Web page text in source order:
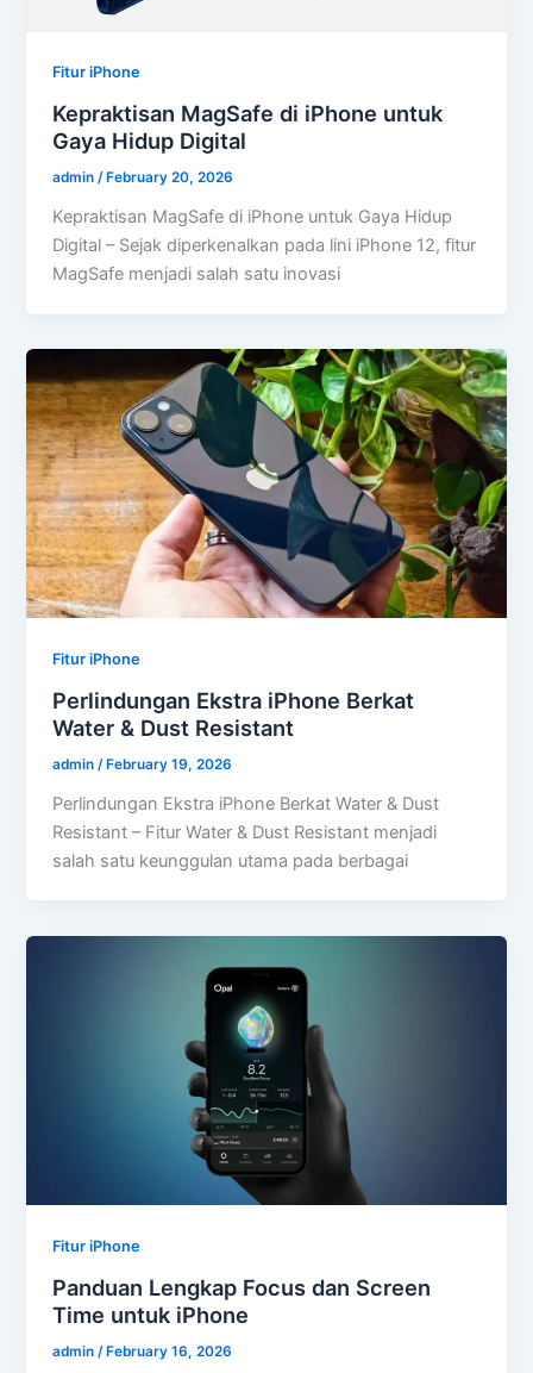
Fitur iPhone
Kepraktisan MagSafe di iPhone untuk
Gaya Hidup Digital
admin/ February 20, 2026
Kepraktisan MagSafe di iPhone untuk Gaya Hidup
Digital – Sejak diperkenalkan pada lini iPhone 12, fitur
MagSafe menjadi salah satu inovasi
Fitur iPhone
Perlindungan Ekstra iPhone Berkat
Water & Dust Resistant
admin /February 19, 2026
Perlindungan Ekstra iPhone Berkat Water & Dust
Resistant – Fitur Water & Dust Resistant menjadi
salah satu keunggulan utama pada berbagai
Fitur iPhone
Panduan Lengkap Focus dan Screen
Time untuk iPhone
admin /February 16, 2026